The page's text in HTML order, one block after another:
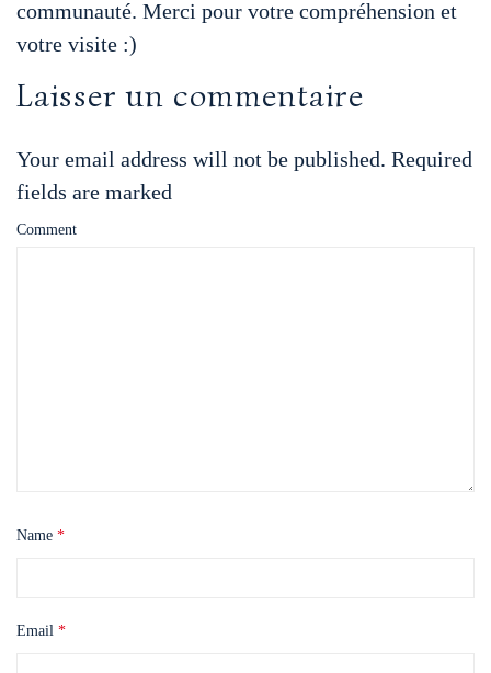
p e r
communauté. Merci pour votre compréhension et
votre visite :)
Laisser un commentaire
Your email address will not be published. Required
fields are marked
Comment
Name *
Email *